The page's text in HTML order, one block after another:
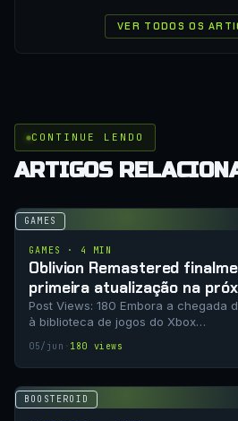
VER TODOS OS
CONTINUE LENDO
ARTIGOS
GAMES
GAMES · 4 MIN
Oblivion Remastered
primeira atualização na
Post Views: 180 Embora a chegada
à biblioteca de jogos do Xbox…
05/jun · 180 views
BOOSTEROID